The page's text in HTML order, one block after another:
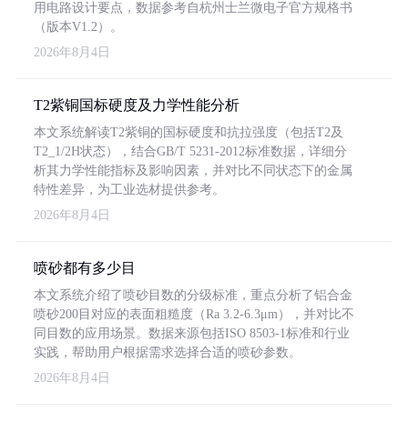
用电路设计要点，数据参考自杭州士兰微电子官方规格书
（版本V1.2）。
2026年8月4日
T2紫铜国标硬度及力学性能分析
本文系统解读T2紫铜的国标硬度和抗拉强度（包括T2及
T2_1/2H状态），结合GB/T 5231-2012标准数据，详细分
析其力学性能指标及影响因素，并对比不同状态下的金属
特性差异，为工业选材提供参考。
2026年8月4日
喷砂都有多少目
本文系统介绍了喷砂目数的分级标准，重点分析了铝合金
喷砂200目对应的表面粗糙度（Ra 3.2-6.3μm），并对比不
同目数的应用场景。数据来源包括ISO 8503-1标准和行业
实践，帮助用户根据需求选择合适的喷砂参数。
2026年8月4日